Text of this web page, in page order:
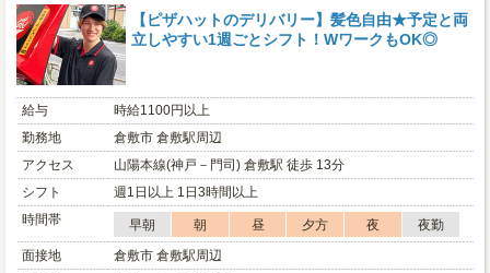
【ピザハットのデリバリー】髪色自由★予定と両
立しやすい1週ごとシフト！WワークもOK◎
給与
時給1100円以上
勤務地
倉敷市 倉敷駅周辺
アクセス
山陽本線(神戸－門司) 倉敷駅 徒歩 13分
シフト
週1日以上 1日3時間以上
時間帯
早朝 朝 昼 夕方 夜
夜勤
面接地
倉敷市 倉敷駅周辺